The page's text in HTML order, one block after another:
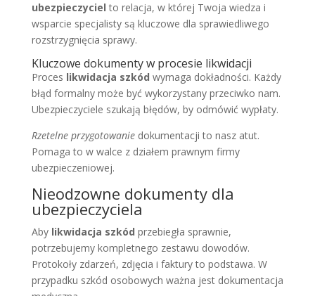
ubezpieczyciel to relacja, w której Twoja wiedza i
wsparcie specjalisty są kluczowe dla sprawiedliwego
rozstrzygnięcia sprawy.
Kluczowe dokumenty w procesie likwidacji
Proces likwidacja szkód wymaga dokładności. Każdy
błąd formalny może być wykorzystany przeciwko nam.
Ubezpieczyciele szukają błędów, by odmówić wypłaty.
Rzetelne przygotowaniedokumentacji to nasz atut.
Pomaga to w walce z działem prawnym firmy
ubezpieczeniowej.
Nieodzowne dokumenty dla
ubezpieczyciela
Aby likwidacja szkód przebiegła sprawnie,
potrzebujemy kompletnego zestawu dowodów.
Protokoły zdarzeń, zdjęcia i faktury to podstawa. W
przypadku szkód osobowych ważna jest dokumentacja